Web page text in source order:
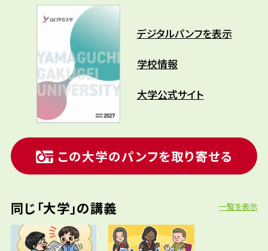
デジタルパンフを表示
学校情報
大学公式サイト
この大学のパンフを取り寄せる
同じ「大学」の講義 一覧を表示